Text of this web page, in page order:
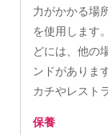
力がかかる場
を使用します
どには、他の
ンドがありま
カチやレスト
保養